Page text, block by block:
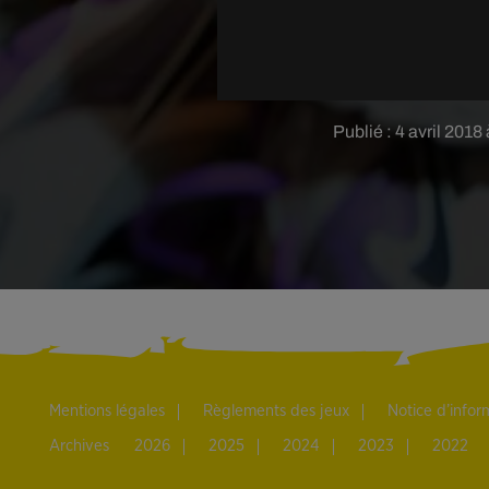
Publié : 4 avril
Mentions légales Règlements des jeux Notice
Archives 2026 2025 2024 2023 2022